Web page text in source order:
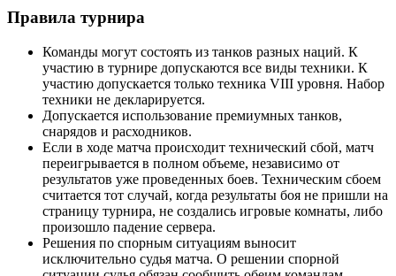
Правила турнира
Команды могут состоять из танков разных наций. К
участию в турнире допускаются все виды техники. К
участию допускается только техника VIII уровня. Набор
техники не декларируется.
Допускается использование премиумных танков,
снарядов и расходников.
Если в ходе матча происходит технический сбой, матч
переигрывается в полном объеме, независимо от
результатов уже проведенных боев. Техническим сбоем
считается тот случай, когда результаты боя не пришли на
страницу турнира, не создались игровые комнаты, либо
произошло падение сервера.
Решения по спорным ситуациям выносит
исключительно судья матча. О решении спорной